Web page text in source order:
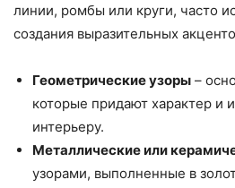
линии, ромбы или круги, часто
создания выразительных
Геометрические узоры –
которые придают характер и
интерьеру.
Металлические или
узорами, выполненные в